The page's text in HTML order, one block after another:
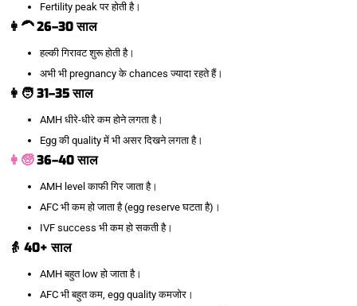
Fertility peak पर होती है।
👩‍🦱 26–30साल
हल्की गिरावट शुरू होती है।
अभी भी pregnancy के chances ज्यादा रहते हैं।
👩‍🧑 31–35साल
AMH धीरे-धीरे कम होने लगता है।
Egg की quality में भी असर दिखने लगता है।
👩‍🧓36–40साल
AMH level काफी गिर जाता है।
AFC भी कम हो जाता है (egg reserve घटता है)।
IVF success भी कम हो सकती है।
👵 40+साल
AMH बहुत low हो जाता है।
AFC भी बहुत कम, egg quality कमजोर।